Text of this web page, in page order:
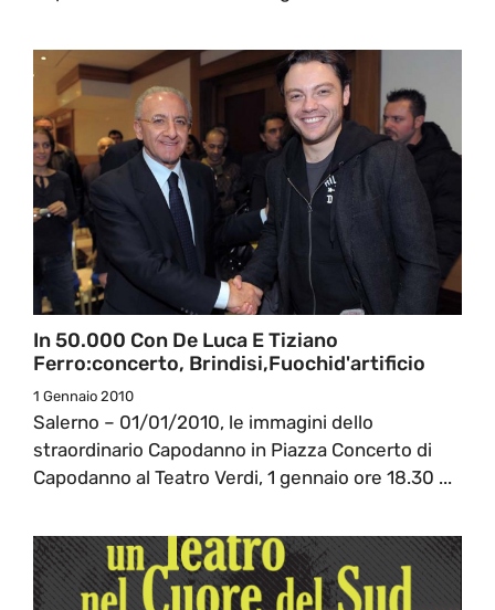
In 50.000 Con De Luca E Tiziano
Ferro:concerto, Brindisi,fuochid'artificio
1 Gennaio 2010
Salerno – 01/01/2010, le immagini dello
straordinario Capodanno in Piazza Concerto di
Capodanno al Teatro Verdi, 1 gennaio ore 18.30 ...